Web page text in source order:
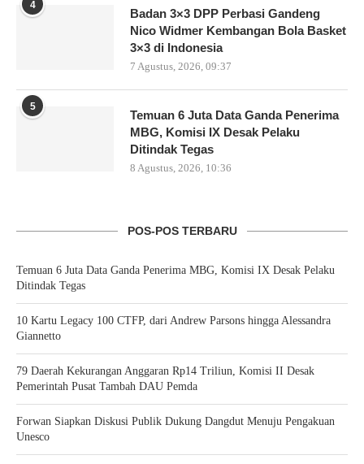
4
Badan 3×3 DPP Perbasi Gandeng
Nico Widmer Kembangan Bola Basket
3×3 di Indonesia
7 Agustus, 2026, 09:37
5
Temuan 6 Juta Data Ganda Penerima
MBG, Komisi IX Desak Pelaku
Ditindak Tegas
8 Agustus, 2026, 10:36
POS-POS TERBARU
Temuan 6 Juta Data Ganda Penerima MBG, Komisi IX Desak Pelaku
Ditindak Tegas
10 Kartu Legacy 100 CTFP, dari Andrew Parsons hingga Alessandra
Giannetto
79 Daerah Kekurangan Anggaran Rp14 Triliun, Komisi II Desak
Pemerintah Pusat Tambah DAU Pemda
Forwan Siapkan Diskusi Publik Dukung Dangdut Menuju Pengakuan
Unesco